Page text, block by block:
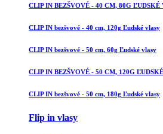
CLIP IN BEZŠVOVÉ - 40 CM, 80G ĽUDSKÉ
CLIP IN bezšvové - 40 cm, 120g Ľudské vlasy
CLIP IN bezšvové - 50 cm, 60g Ľudské vlasy
CLIP IN BEZŠVOVÉ - 50 CM, 120G
CLIP IN bezšvové - 50 cm, 180g Ľudské vlasy
Flip in vlasy